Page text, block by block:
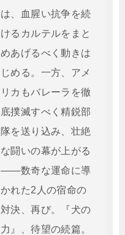
は、血腥い抗争を続
けるカルテルをまと
めあげるべく動きは
じめる。一方、アメ
リカもバレーラを徹
底撲滅すべく精鋭部
隊を送り込み、壮絶
な闘いの幕が上がる
――数奇な運命に導
かれた2人の宿命の
対決、再び。『犬の
力』、待望の続篇。